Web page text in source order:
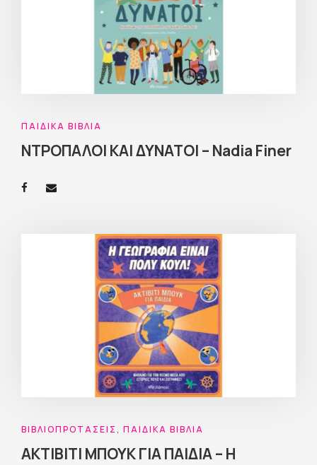
ΠΑΙΔΙΚΆ ΒΙΒΛΊΑ
ΝΤΡΟΠΑΛΟΙ ΚΑΙ ΔΥΝΑΤΟΙ – Nadia Finer
ΒΙΒΛΙΟΠΡΟΤΆΣΕΙΣ, ΠΑΙΔΙΚΆ ΒΙΒΛΊΑ
ΑΚΤΙΒΙΤΙ ΜΠΟΥΚ ΓΙΑ ΠΑΙΔΙΑ – Η